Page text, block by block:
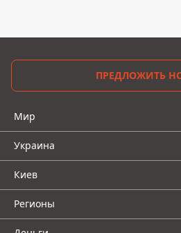
ПРЕДЛОЖИТЬ
Мир
Украина
Киев
Регионы